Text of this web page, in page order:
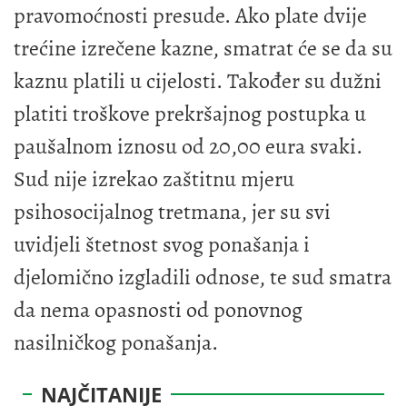
pravomoćnosti presude. Ako plate dvije
trećine izrečene kazne, smatrat će se da su
kaznu platili u cijelosti. Također su dužni
platiti troškove prekršajnog postupka u
paušalnom iznosu od 20,00 eura svaki.
Sud nije izrekao zaštitnu mjeru
psihosocijalnog tretmana, jer su svi
uvidjeli štetnost svog ponašanja i
djelomično izgladili odnose, te sud smatra
da nema opasnosti od ponovnog
nasilničkog ponašanja.
NAJČITANIJE